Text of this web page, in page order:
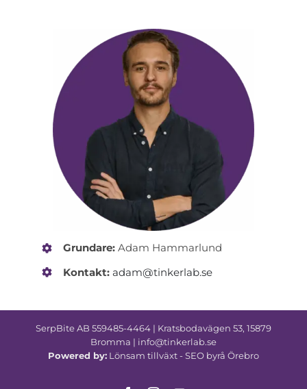
Grundare:Adam Hammarlund
Kontakt: adam@tinkerlab.se
SerpBite AB 559485-4464 | Kratsbodavägen 53, 15879
Bromma | info@tinkerlab.se
Powered by: Lönsam tillväxt -SEO byrå Örebro